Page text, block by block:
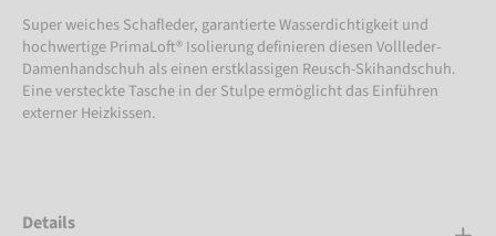
Super weiches Schafleder, garantierte Wasserdichtigkeit und
hochwertige PrimaLoft® Isolierung definieren diesen Vollleder-
Damenhandschuh als einen erstklassigen Reusch-Skihandschuh.
Eine versteckte Tasche in der Stulpe ermöglicht das Einführen
externer Heizkissen.
Details